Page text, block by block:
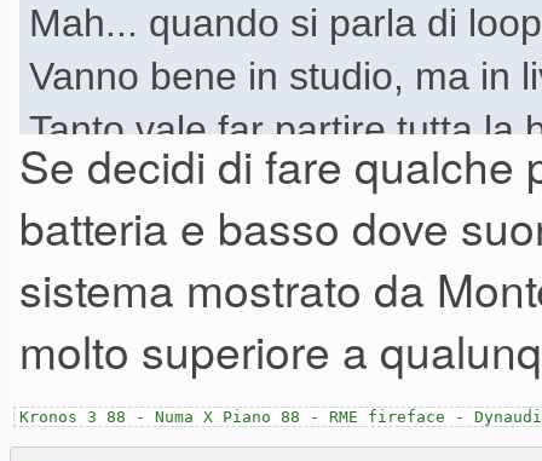
Mah... quando si parla di
Vanno bene in studio, ma in
Tanto vale far partire tutta la
Se decidi di fare qualche
batteria e basso dove
sistema mostrato da
molto superiore a
Kronos 3 88 - Numa X Piano 88 - RME fireface -